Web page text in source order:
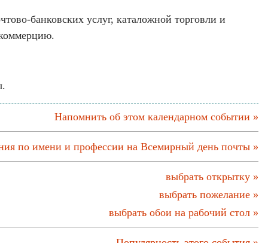
банковских услуг, каталожной торговли и
Напомнить об этом календарном событии »
по имени и профессии на Всемирный день почты »
выбрать открытку »
выбрать пожелание »
выбрать обои на рабочий стол »